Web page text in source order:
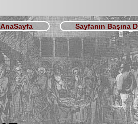
AnaSayfa Sayfanın Başına